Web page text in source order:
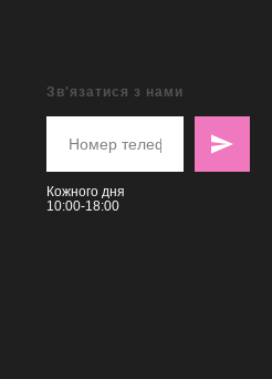
Зв'язатися з нами
Кожного дня
10:00-18:00